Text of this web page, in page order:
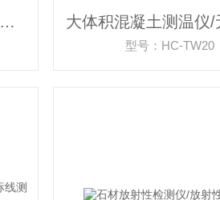
门窗三性检测设备/建筑门窗物理性能检测仪
型号：HC-TW20